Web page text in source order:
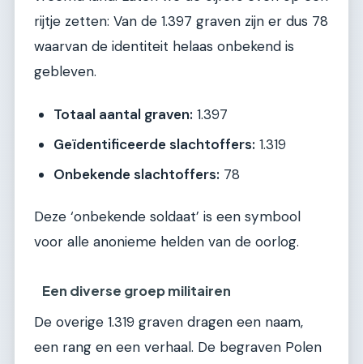
rijtje zetten: Van de 1.397 graven zijn er dus 78
waarvan de identiteit helaas onbekend is
gebleven.
Totaal aantal graven: 1.397
Geïdentificeerde slachtoffers: 1.319
Onbekende slachtoffers: 78
Deze ‘onbekende soldaat’ is een symbool
voor alle anonieme helden van de oorlog.
Een diverse groep militairen
De overige 1.319 graven dragen een naam,
een rang en een verhaal. De begraven Polen